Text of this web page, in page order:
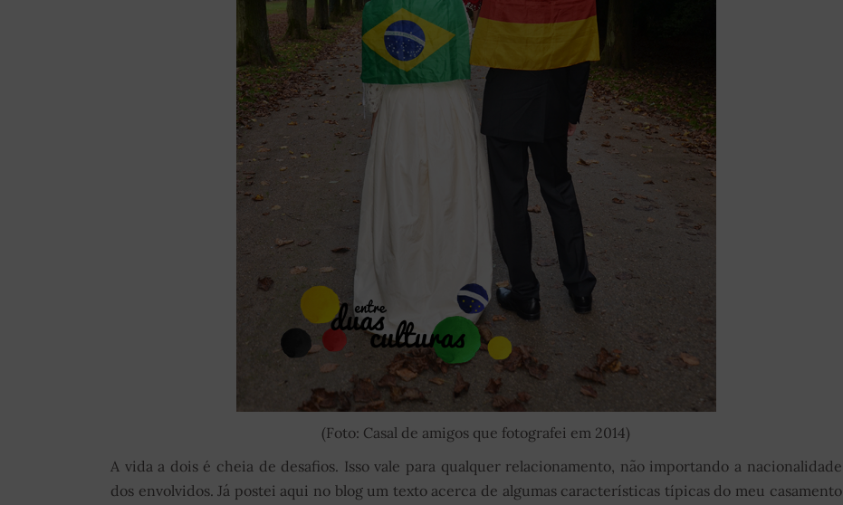
(Foto: Casal de amigos que fotografei em 2014)
A vida a dois é cheia de desafios. Isso vale para qualquer relacionamento, não importando a nacionalidade
dos envolvidos. Já postei aqui no blog um texto acerca de algumas características típicas do meu casamento